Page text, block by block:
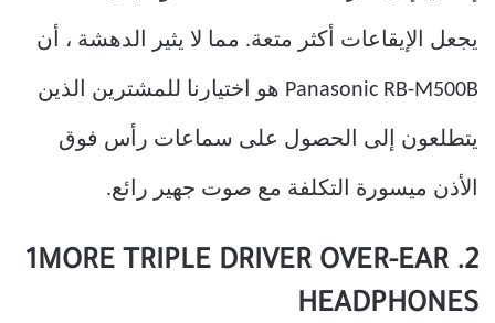
يجعل الإيقاعات أكثر متعة. مما لا يثير الدهشة ، أن
Panasonic RB-M500B هو اختيارنا للمشترين الذين
يتطلعون إلى الحصول على سماعات رأس فوق
الأذن ميسورة التكلفة مع صوت جهير رائع.
2. 1MORE TRIPLE DRIVER OVER-EAR
HEADPHONES